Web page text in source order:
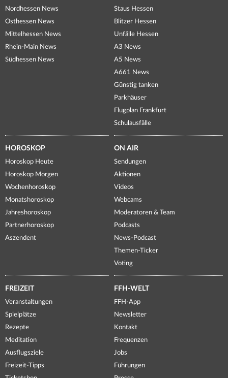
Nordhessen News
Osthessen News
Mittelhessen News
Rhein-Main News
Südhessen News
Staus Hessen
Blitzer Hessen
Unfälle Hessen
A3 News
A5 News
A661 News
Günstig tanken
Parkhäuser
Flugplan Frankfurt
Schulausfälle
HOROSKOP
Horoskop Heute
Horoskop Morgen
Wochenhoroskop
Monatshoroskop
Jahreshoroskop
Partnerhoroskop
Aszendent
ON AIR
Sendungen
Aktionen
Videos
Webcams
Moderatoren & Team
Podcasts
News-Podcast
Themen-Ticker
Voting
FREIZEIT
Veranstaltungen
Spielplätze
Rezepte
Meditation
Ausflugsziele
Freizeit-Tipps
FFH-WELT
FFH-App
Newsletter
Kontakt
Frequenzen
Jobs
Führungen